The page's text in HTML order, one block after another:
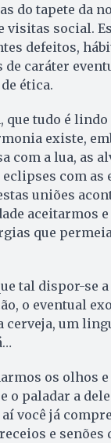
do tapete da
visitas social.
defeitos,
caráter
ética.
tudo é lindo
existe,
com a lua, as
com as
uniões
aceitarmos
que
tal dispor-se
o eventual
cerveja, um
os olhos
o paladar a
você já
e senões